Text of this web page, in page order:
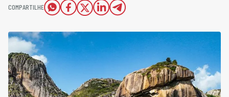
COMPARTILHE